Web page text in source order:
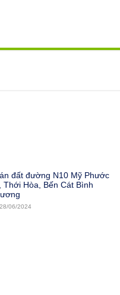
đất đường N10 Mỹ Phước
Thới Hòa, Bến Cát Bình
28/06/2024